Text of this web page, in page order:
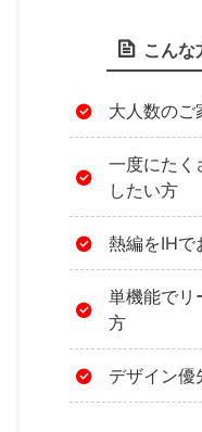
こんな
大人数のご
一度にたく
したい方
熱編をIHで
単機能でリ
方
デザイン優